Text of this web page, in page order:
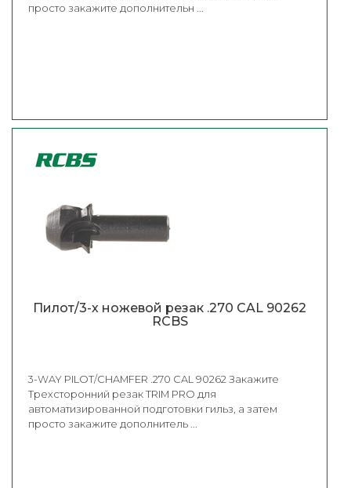
просто закажите дополнительн ...
Пилот/3-х ножевой резак .270 CAL 90262
RCBS
3-WAY PILOT/CHAMFER .270 CAL 90262 Закажите
Трехсторонний резак TRIM PRO для
автоматизированной подготовки гильз, а затем
просто закажите дополнитель ...